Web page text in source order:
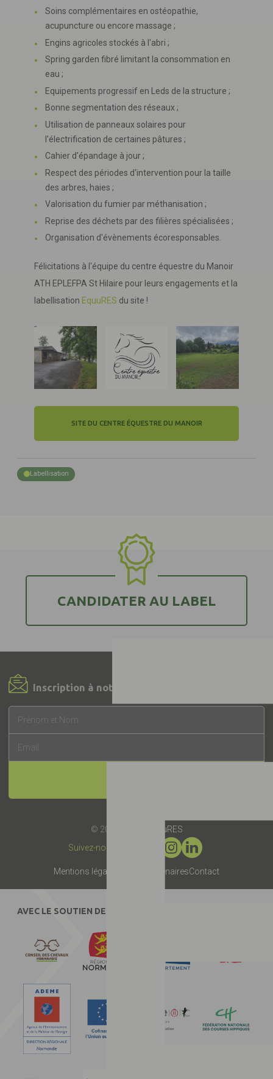
Soins complémentaires en ostéopathie,
acupuncture ou encore massage ;
Engins agricoles stockés à l'abri ;
Spring garden fibré limitant la consommation en
eau ;
Equipements progressif en Leds de la structure ;
Bonne segmentation des réseaux ;
Utilisation de panneaux solaires pour
l'électrification de certaines pâtures ;
Cahier d'épandage à jour ;
Respect des périodes d'intervention pour la taille
des arbres, haies ;
Valorisation du fumier par méthanisation ;
Reprise des déchets par des filières spécialisées ;
Organisation d'évènements écoresponsables.
Félicitations à l'équipe du centre équestre du Manoir
ATH EPLEFPA St Hilaire pour leurs engagements et la
labellisation EquuRES du site !
SITE DU CENTRE ÉQUESTRE DU MANOIR
Labellisation
CANDIDATER AU LABEL
Inscription à notre Newsletter !
© 2019 -
Label EquuRES
Suivez-nous :
Mentions légales PartenairesContact
AVEC LE SOUTIEN DE :